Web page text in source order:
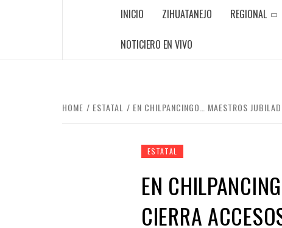
INICIO ZIHUATANEJO REGIONAL
NOTICIERO EN VIVO
HOME ESTATAL EN CHILPANCINGO… MAESTROS
ESTATAL
EN
CIERRA